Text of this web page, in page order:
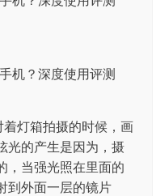
着灯箱拍摄的时候，画
光的产生是因为，摄
，当强光照在里面的
到外面一层的镜片